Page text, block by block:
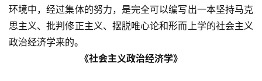
环境中，经过集体的努力，是完全可以编写出一本坚持马克
思主义、批判修正主义、摆脱唯心论和形而上学的社会主义
政治经济学来的。
《社会主义政治经济学》